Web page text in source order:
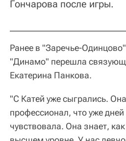
Гончарова после игры.
Ранее в "Заречье-
"Динамо" перешла
Екатерина Панкова.
"С Катей уже сыгрались.
профессионал, что уже
чувствовала. Она знает,